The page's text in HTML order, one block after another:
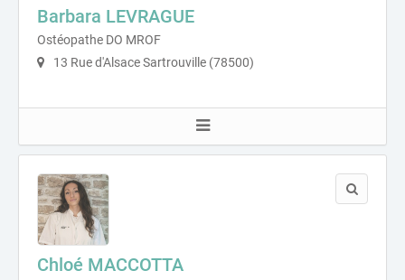
Barbara LEVRAGUE
Ostéopathe DO MROF
13 Rue d'Alsace Sartrouville (78500)
Chloé MACCOTTA